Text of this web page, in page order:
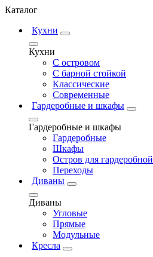
Каталог
Кухни
Кухни
С островом
С барной стойкой
Классические
Современные
Гардеробные и шкафы
Гардеробные и шкафы
Гардеробные
Шкафы
Остров для гардеробной
Переходы
Диваны
Диваны
Угловые
Прямые
Модульные
Кресла